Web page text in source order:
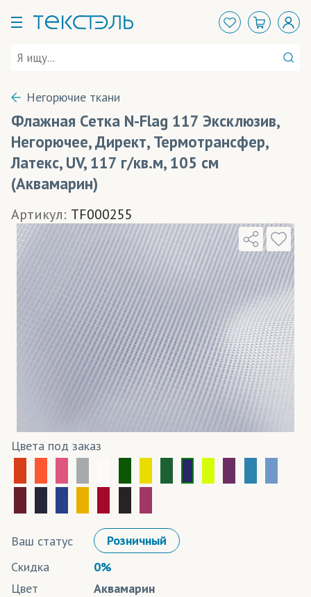
Негорючие ткани
Флажная Сетка N-Flag 117 Эксклюзив,
Негорючее, Директ, Термотрансфер,
Латекс, UV, 117 г/кв.м, 105 см
(Аквамарин)
Артикул: TF000255
Цвета под заказ
Ваш статус
Розничный
Скидка
0%
Цвет
Аквамарин